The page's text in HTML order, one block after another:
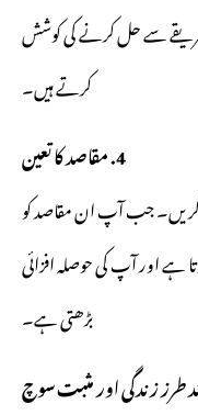
طریقے سے حل کرنے کی کوشش
کرتے ہیں۔
4. مقاصد کا تعین
کریں۔ جب آپ ان مقاصد کو
ہے اور آپ کی حوصلہ افزائی
بڑھتی ہے۔
طرز زندگی اور مثبت سوچ